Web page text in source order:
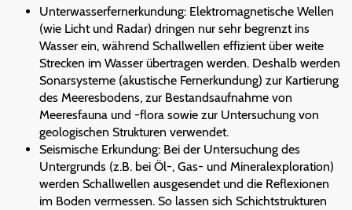
Unterwasserfernerkundung: Elektromagnetische Wellen
(wie Licht und Radar) dringen nur sehr begrenzt ins
Wasser ein, während Schallwellen effizient über weite
Strecken im Wasser übertragen werden. Deshalb werden
Sonarsysteme (akustische Fernerkundung) zur Kartierung
des Meeresbodens, zur Bestandsaufnahme von
Meeresfauna und -flora sowie zur Untersuchung von
geologischen Strukturen verwendet.
Seismische Erkundung: Bei der Untersuchung des
Untergrunds (z.B. bei Öl-, Gas- und Mineralexploration)
werden Schallwellen ausgesendet und die Reflexionen
im Boden vermessen. So lassen sich Schichtstrukturen